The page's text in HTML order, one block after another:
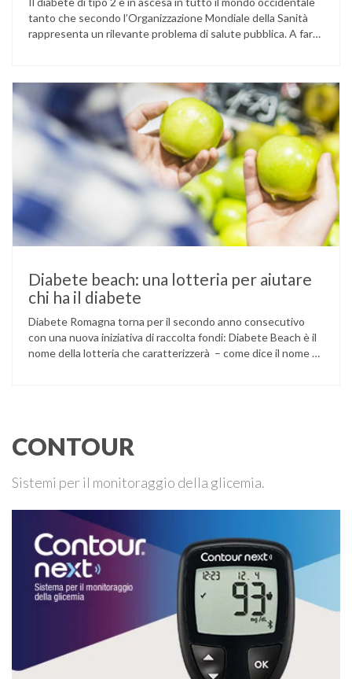
tanto che secondo l’Organizzazione Mondiale della Sanità
rappresenta un rilevante problema di salute pubblica. A fare
che la salute non è esclusivamente un problema individuale
Diabete beach: una lotteria per aiutare
chi ha il diabete
Diabete Romagna torna per il secondo anno consecutivo
con una nuova iniziativa di raccolta fondi: Diabete Beach è il
nome della lotteria che caratterizzerà – come dice il nome –
CONTOUR
Sistemi per il monitoraggio della glicemia.